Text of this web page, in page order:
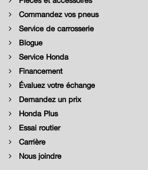
Commandez vos pneus
Service de carrosserie
Blogue
Service Honda
Financement
Évaluez votre échange
Demandez un prix
Honda Plus
Essai routier
Carrière
Nous joindre